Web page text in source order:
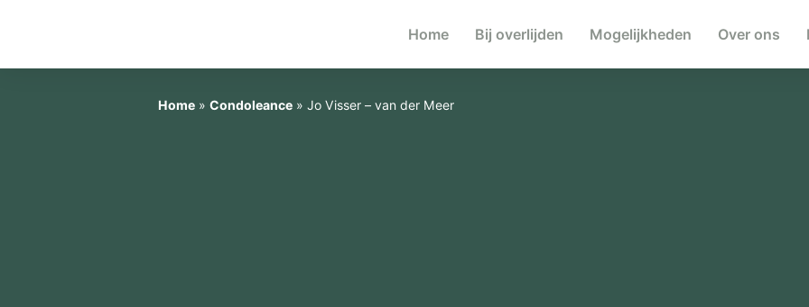
Home Bij overlijden Mogelijkheden Over ons
Home» Condoleance» Jo Visser – van der Meer